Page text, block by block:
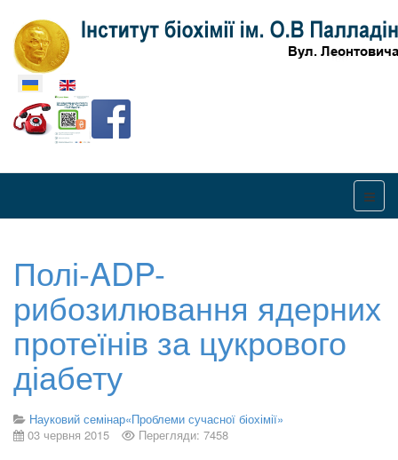
Оберіть свою мову
Полі-ADP-
рибозилювання ядерних
протеїнів за цукрового
діабету
Науковий семінар«Проблеми сучасної біохімії»
03 червня 2015
Перегляди: 7458